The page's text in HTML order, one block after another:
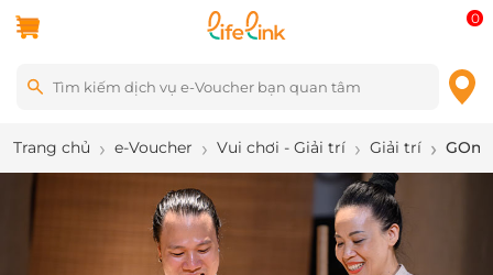
0
Trang chủ e-Voucher Vui chơi - Giải trí Giải trí GOm